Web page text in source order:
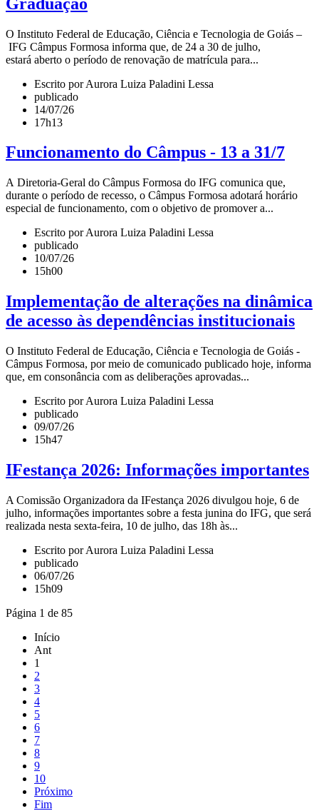
O Instituto Federal de Educação, Ciência e Tecnologia de Goiás –
IFG Câmpus Formosa informa que, de 24 a 30 de julho,
estará aberto o período de renovação de matrícula para...
Escrito por Aurora Luiza Paladini Lessa
publicado
14/07/26
17h13
Funcionamento do Câmpus - 13 a 31/7
A Diretoria-Geral do Câmpus Formosa do IFG comunica que,
durante o período de recesso, o Câmpus Formosa adotará horário
especial de funcionamento, com o objetivo de promover a...
Escrito por Aurora Luiza Paladini Lessa
publicado
10/07/26
15h00
Implementação de alterações na dinâmica
de acesso às dependências institucionais
O Instituto Federal de Educação, Ciência e Tecnologia de Goiás -
Câmpus Formosa, por meio de comunicado publicado hoje, informa
que, em consonância com as deliberações aprovadas...
Escrito por Aurora Luiza Paladini Lessa
publicado
09/07/26
15h47
IFestança 2026: Informações importantes
A Comissão Organizadora da IFestança 2026 divulgou hoje, 6 de
julho, informações importantes sobre a festa junina do IFG, que será
realizada nesta sexta-feira, 10 de julho, das 18h às...
Escrito por Aurora Luiza Paladini Lessa
publicado
06/07/26
15h09
Página 1 de 85
Início
Ant
1
2
3
4
5
6
7
8
9
10
Próximo
Fim